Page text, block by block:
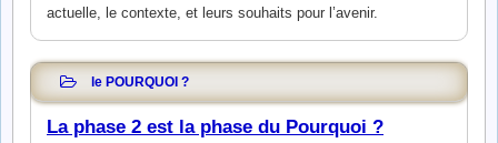
actuelle, le contexte, et leurs souhaits pour l’avenir.
le POURQUOI ?
La phase 2 est la phase du Pourquoi ?